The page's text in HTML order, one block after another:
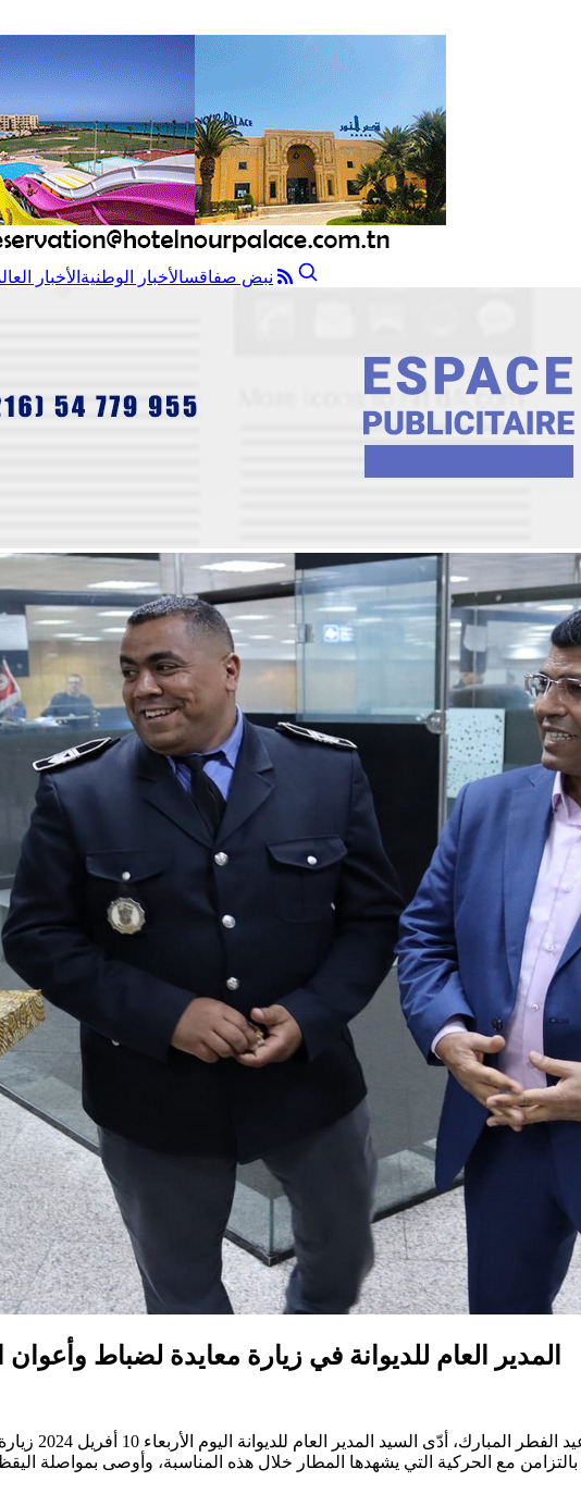
نبض صفاقسالأخبار الوطنية الأخبار
المدير العام للديوانة في زيارة معايدة لضباط
في إطار
مع الحركية التي يشهدها المطار خلال هذه المناسبة، وأوصى بمواصلة